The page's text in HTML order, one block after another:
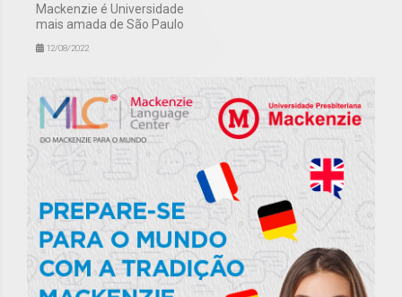
Mackenzie é Universidade
mais amada de São Paulo
12/08/2022